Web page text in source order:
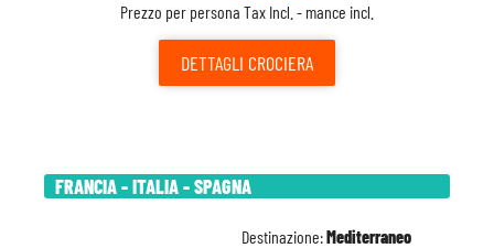
Prezzo per persona Tax Incl. - mance incl.
DETTAGLI CROCIERA
FRANCIA - ITALIA - SPAGNA
Destinazione:Mediterraneo